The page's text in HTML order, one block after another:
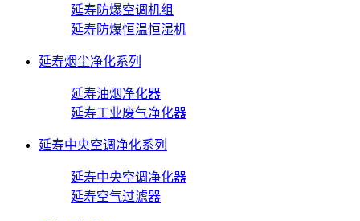
延寿防爆空调机组
延寿防爆恒温恒湿机
延寿烟尘净化系列
延寿油烟净化器
延寿工业废气净化器
延寿中央空调净化系列
延寿中央空调净化器
延寿空气过滤器